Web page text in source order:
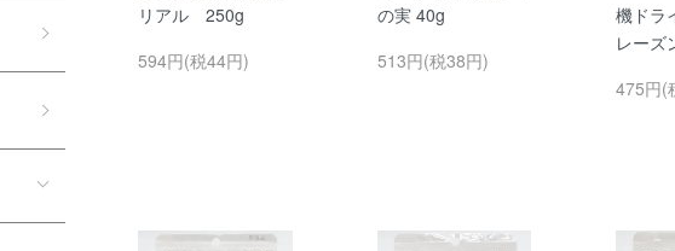
リアル 250g
594円(税44円)
の実 40g
513円(税38円)
機ド
レー
475円(